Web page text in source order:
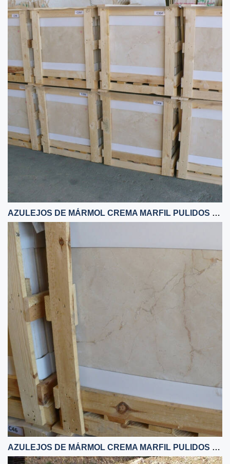
AZULEJOS DE MÁRMOL CREMA MARFIL PULIDOS 60X60X1,5 CM BAJA CALIDAD
AZULEJOS DE MÁRMOL CREMA MARFIL PULIDOS 60X60X1,5 CM BAJA CALIDAD